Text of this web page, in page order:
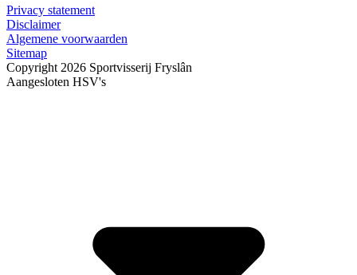
Privacy statement
Disclaimer
Algemene voorwaarden
Sitemap
Copyright 2026 Sportvisserij Fryslân
Aangesloten HSV's